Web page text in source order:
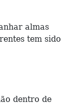
almas
tem sido
dentro de